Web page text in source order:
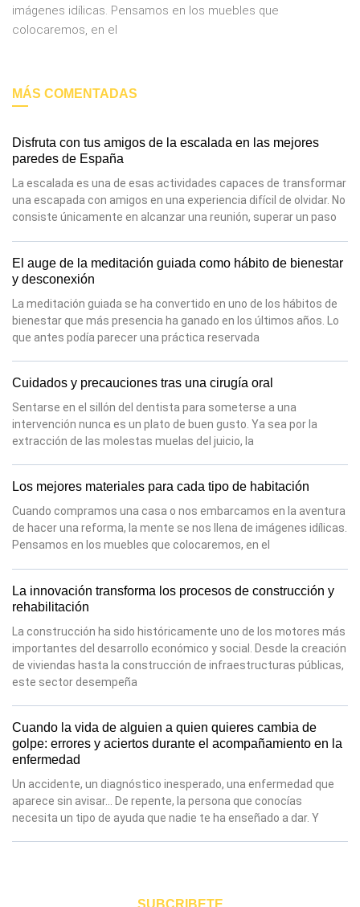
imágenes idílicas. Pensamos en los muebles que
colocaremos, en el
MÁS COMENTADAS
Disfruta con tus amigos de la escalada en las mejores
paredes de España
La escalada es una de esas actividades capaces de transformar
una escapada con amigos en una experiencia difícil de olvidar. No
consiste únicamente en alcanzar una reunión, superar un paso
El auge de la meditación guiada como hábito de bienestar
y desconexión
La meditación guiada se ha convertido en uno de los hábitos de
bienestar que más presencia ha ganado en los últimos años. Lo
que antes podía parecer una práctica reservada
Cuidados y precauciones tras una cirugía oral
Sentarse en el sillón del dentista para someterse a una
intervención nunca es un plato de buen gusto. Ya sea por la
extracción de las molestas muelas del juicio, la
Los mejores materiales para cada tipo de habitación
Cuando compramos una casa o nos embarcamos en la aventura
de hacer una reforma, la mente se nos llena de imágenes idílicas.
Pensamos en los muebles que colocaremos, en el
La innovación transforma los procesos de construcción y
rehabilitación
La construcción ha sido históricamente uno de los motores más
importantes del desarrollo económico y social. Desde la creación
de viviendas hasta la construcción de infraestructuras públicas,
este sector desempeña
Cuando la vida de alguien a quien quieres cambia de
golpe: errores y aciertos durante el acompañamiento en la
enfermedad
Un accidente, un diagnóstico inesperado, una enfermedad que
aparece sin avisar… De repente, la persona que conocías
necesita un tipo de ayuda que nadie te ha enseñado a dar. Y